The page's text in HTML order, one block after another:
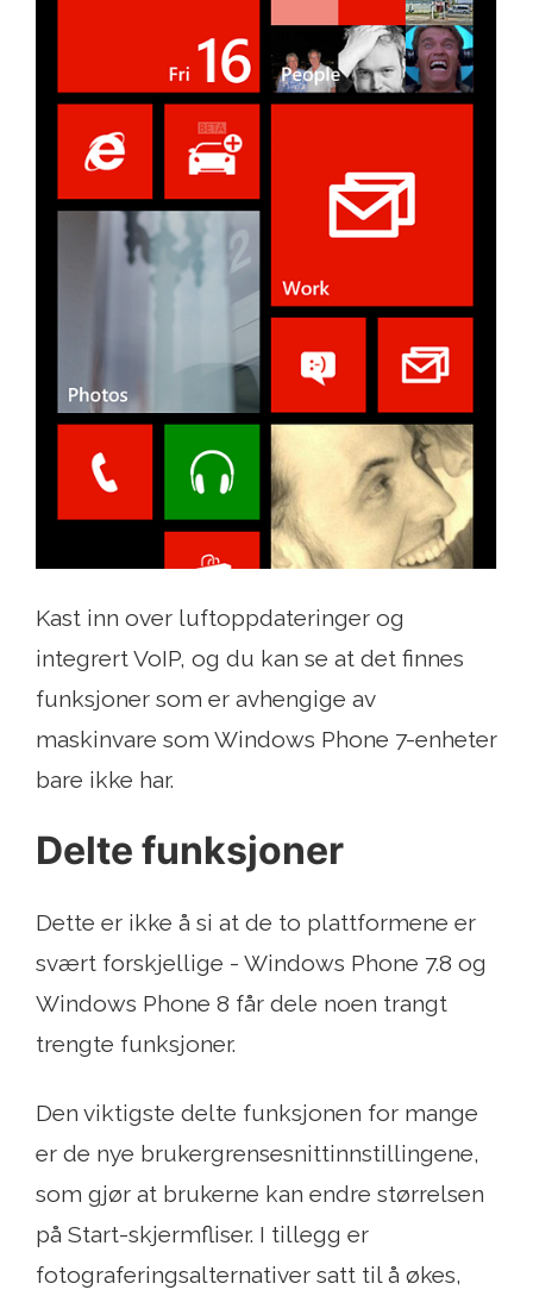
Kast inn over luftoppdateringer og
integrert VoIP, og du kan se at det finnes
funksjoner som er avhengige av
maskinvare som Windows Phone 7-enheter
bare ikke har.
Delte funksjoner
Dette er ikke å si at de to plattformene er
svært forskjellige - Windows Phone 7.8 og
Windows Phone 8 får dele noen trangt
trengte funksjoner.
Den viktigste delte funksjonen for mange
er de nye brukergrensesnittinnstillingene,
som gjør at brukerne kan endre størrelsen
på Start-skjermfliser. I tillegg er
fotograferingsalternativer satt til å økes,